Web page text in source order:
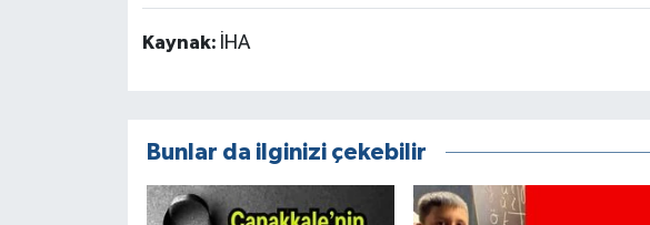
Kaynak: İHA
Bunlar da ilginizi çekebilir